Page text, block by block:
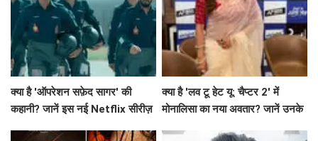
क्या है 'ऑपरेशन सफ़ेद सागर' की
कहानी? जानें इस नई Netflix सीरीज़
क्या है 'लव टू हेट यू: चैप्टर 2' में
मोनालिसा का नया अवतार? जानें उनके